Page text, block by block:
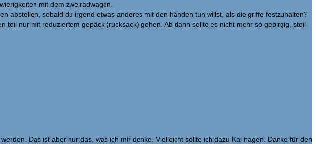
mit dem zweiradwagen.
abstellen, sobald du irgend etwas anderes mit den händen tun willst, als die griffe festzuhalten?
nur mit reduziertem gepäck (rucksack) gehen. Ab dann sollte es nicht mehr so gebirgig, steil
Das ist aber nur das, was ich mir denke. Vielleicht sollte ich dazu Kai fragen. Danke für den